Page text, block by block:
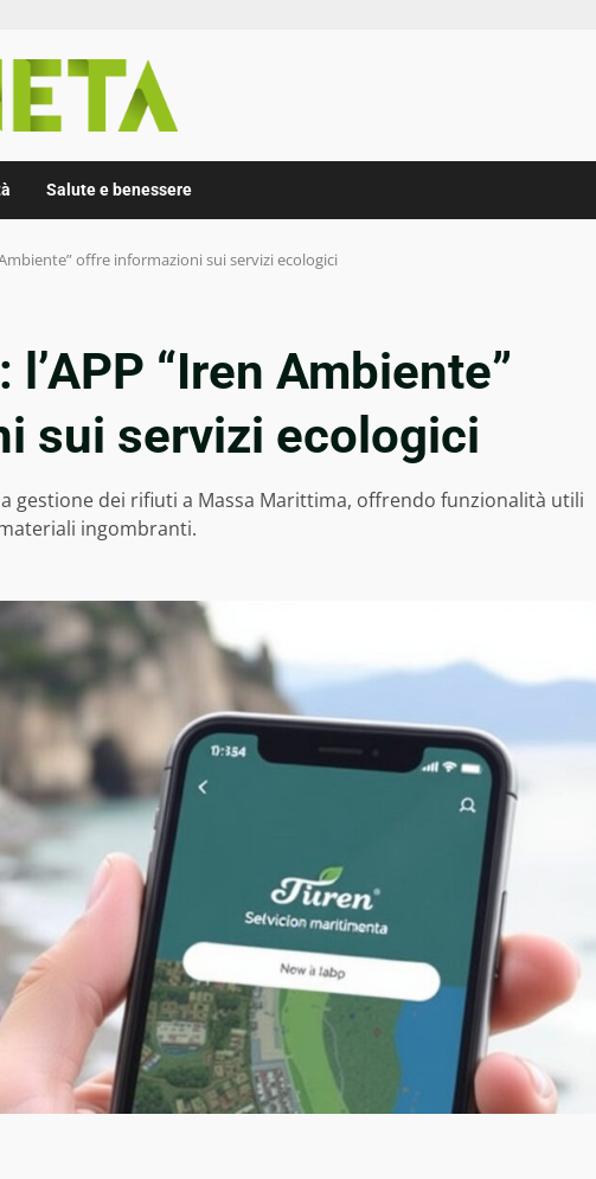
Salute e benessere
offre informazioni sui servizi ecologici
“Iren Ambiente”
sui servizi ecologici
gestione dei rifiuti a Massa Marittima, offrendo funzionalità utili
ingombranti.